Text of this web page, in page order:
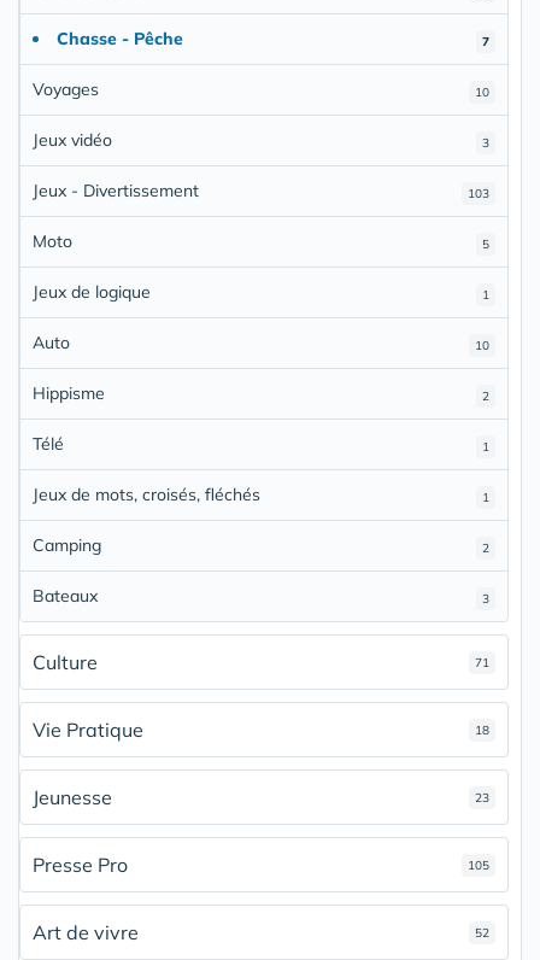
Chasse - Pêche 7
Voyages 10
Jeux vidéo 3
Jeux - Divertissement 103
Moto 5
Jeux de logique 1
Auto 10
Hippisme 2
Télé 1
Jeux de mots, croisés, fléchés 1
Camping 2
Bateaux 3
Culture 71
Vie Pratique 18
Jeunesse 23
Presse Pro 105
Art de vivre 52